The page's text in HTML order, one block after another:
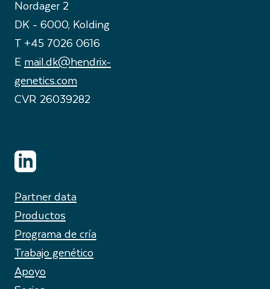
Nordager 2
DK - 6000, Kolding
T +45 7026 0616
E mail.dk@hendrix-
genetics.com
CVR 26039282
Partner data
Productos
Programa de cría
Trabajo genético
Apoyo